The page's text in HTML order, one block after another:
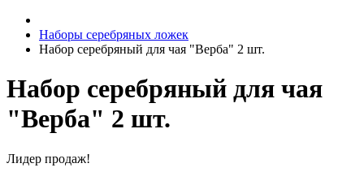
Наборы серебряных ложек
Набор серебряный для чая "Верба" 2 шт.
Набор серебряный для чая
"Верба" 2 шт.
Лидер продаж!